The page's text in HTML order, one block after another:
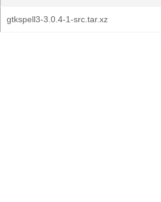
gtkspell3-3.0.4-1-src.tar.xz